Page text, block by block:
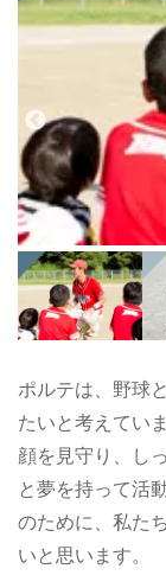
ポルテは、野球
たいと考えてい
顔を見守り、し
と夢を持って活
のために、私た
いと思います。